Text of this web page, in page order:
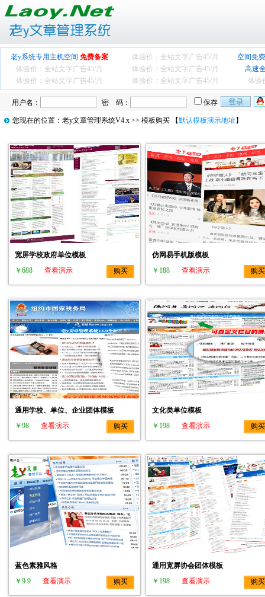
老y系统专用主机空间 免费备案 体验价：全站文字广告45/月
空间免
体验价：全站文字广告45/月 体验价：全站文字广告45/月
高速
体验价：全站文字广告45/月 体验价：全站文字广告45/月 体验
用户名： 密 码： 保存
您现在的位置： 老y文章管理系统V4.x >> 模板购买 【默认模板演示地址 】
宽屏学校政府单位模板
￥688
查看演示 购买
仿网易手机版模板
￥188
查看演示 购买
通用学校、单位、企业团体模板
￥98
查看演示 购买
文化类单位模板
￥198
查看演示 购买
蓝色素雅风格
￥9.9
查看演示 购买
通用宽屏协会团体模板
￥198
查看演示 购买